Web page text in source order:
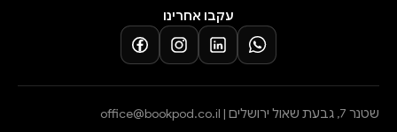
עקבו אחרינו
שטנר 7, גבעת שאול ירושלים | office@bookpod.co.il